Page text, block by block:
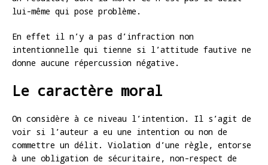
lui-même qui pose problème.
En effet il n’y a pas d’infraction non
intentionnelle qui tienne si l’attitude fautive ne
donne aucune répercussion négative.
Le caractère moral
On considère à ce niveau l’intention. Il s’agit de
voir si l’auteur a eu une intention ou non de
commettre un délit. Violation d’une règle, entorse
à une obligation de sécuritaire, non-respect de